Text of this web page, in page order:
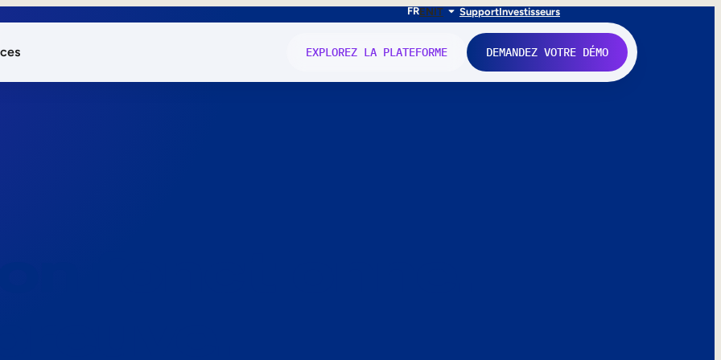
FRENIT SupportInvestisseurs
EXPLOREZ LA PLATEFORME DEMANDEZ VOTRE DÉMO